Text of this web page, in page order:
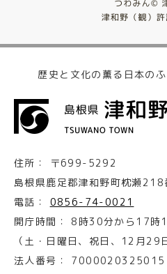
歴史と文化の薫る日本の
住所：
〒699-5292
島根県鹿足郡津和野町枕瀬
電話：
0856-74-0021
開庁時間：
8時30分から17時
（土・日曜日、祝日、12月29
法人番号：
7000020325015